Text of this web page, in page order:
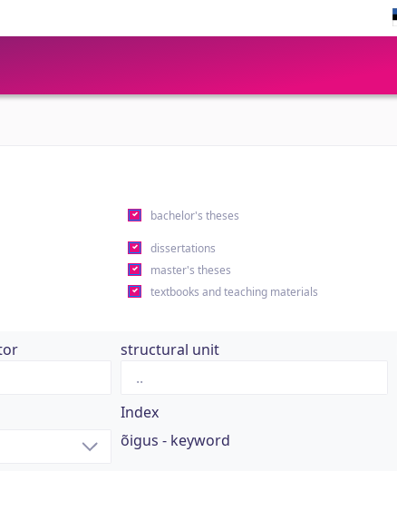
bachelor's theses
dissertations
master's theses
textbooks and teaching materials
structural unit
Index
õigus - keyword